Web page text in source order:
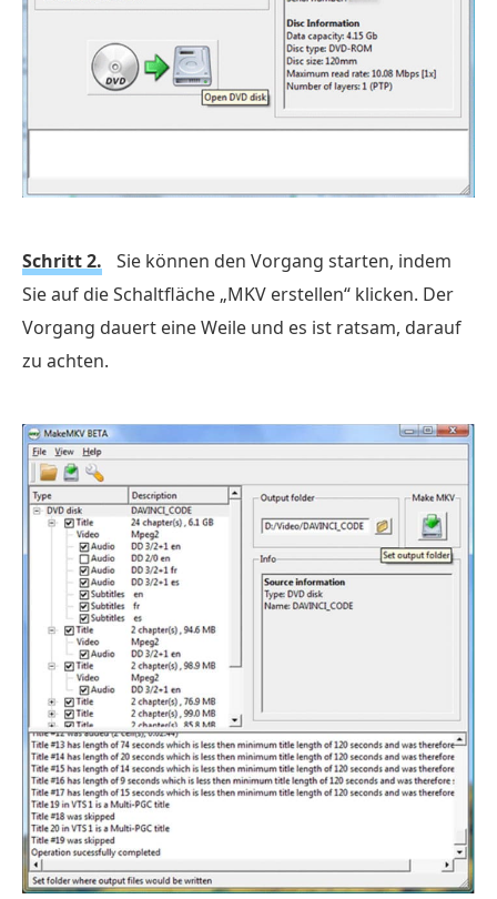
Schritt 2.
Sie können den Vorgang starten, indem
Sie auf die Schaltfläche „MKV erstellen“ klicken. Der
Vorgang dauert eine Weile und es ist ratsam, darauf
zu achten.